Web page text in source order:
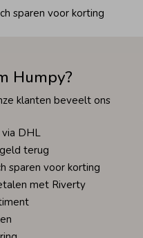
sparen voor korting
Humpy?
klanten beveelt ons
via DHL
terug
sparen voor korting
met Riverty